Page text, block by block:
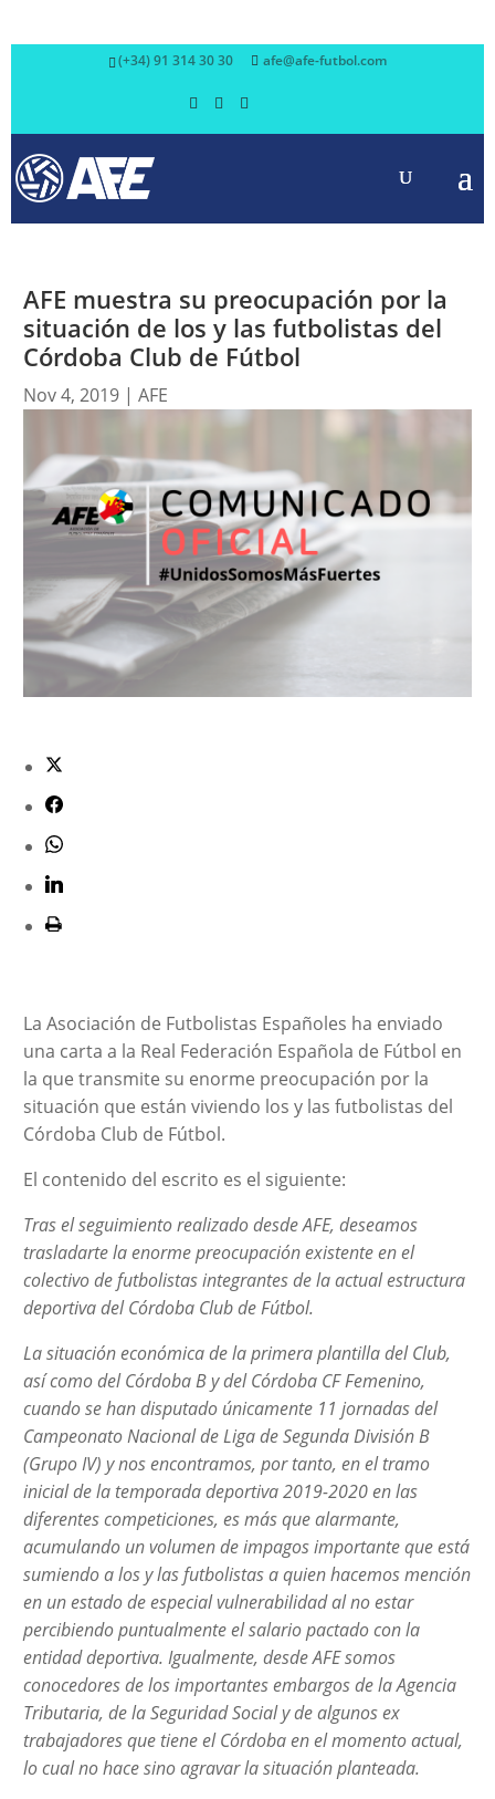
(+34) 91 314 30 30 afe@afe-futbol.com
AFE muestra su preocupación por la
situación de los y las futbolistas del
Córdoba Club de Fútbol
Nov 4, 2019| AFE
La Asociación de Futbolistas Españoles ha enviado
una carta a la Real Federación Española de Fútbol en
la que transmite su enorme preocupación por la
situación que están viviendo los y las futbolistas del
Córdoba Club de Fútbol.
El contenido del escrito es el siguiente:
Tras el seguimiento realizado desde AFE, deseamos
trasladarte la enorme preocupación existente en el
colectivo de futbolistas integrantes de la actual estructura
deportiva del Córdoba Club de Fútbol.
La situación económica de la primera plantilla del Club,
así como del Córdoba B y del Córdoba CF Femenino,
cuando se han disputado únicamente 11 jornadas del
Campeonato Nacional de Liga de Segunda División B
(Grupo IV) y nos encontramos, por tanto, en el tramo
inicial de la temporada deportiva 2019-2020 en las
diferentes competiciones, es más que alarmante,
acumulando un volumen de impagos importante que está
sumiendo a los y las futbolistas a quien hacemos mención
en un estado de especial vulnerabilidad al no estar
percibiendo puntualmente el salario pactado con la
entidad deportiva. Igualmente, desde AFE somos
conocedores de los importantes embargos de la Agencia
Tributaria, de la Seguridad Social y de algunos ex
trabajadores que tiene el Córdoba en el momento actual,
lo cual no hace sino agravar la situación planteada.